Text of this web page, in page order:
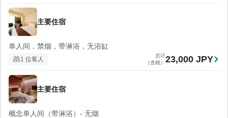
主要住宿
单人间，禁烟，带淋浴，无浴缸
1 位客人
总计
（含税） 23,000 JPY
主要住宿
概念单人间（带淋浴）- 无烟